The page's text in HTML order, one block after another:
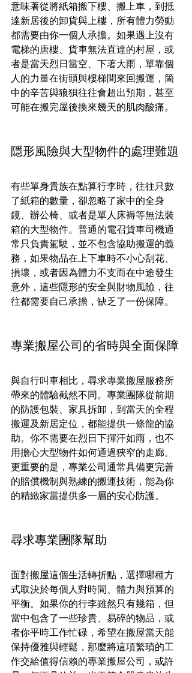
意味著從將紙箱搬下樓、搬上車，到抵
達新居後的卸貨與上樓，所有體力勞動
都需要由你一個人承擔。如果遇上沒有
電梯的唐樓、貨車無法直達的村屋，或
者是當天烈日當空、下著大雨，單靠個
人的力量在街頭與樓梯間來回搬運，箇
中的辛苦與狼狽往往會超出預期，甚至
可能在搬完屋後換來幾天的肌肉酸痛。
隱形風險與大型物件的處理難題
有些單身貴族在點算行李時，往往只數
了紙箱的數量，卻忽略了家中的全身
鏡、辦公椅、或者是單人床褥等無法裝
箱的大型物件。普通的電召貨車司機通
常只負責駕駛，並不包含協助搬運的義
務，如果物品在上下車時不小心刮花、
損壞，或者因為體力不支而在中途發生
意外，這些隱形的安全與財物風險，往
往都需要自己承擔，缺乏了一份保障。
專業搬屋公司的省時與全面保障
與自行叫車相比，尋求專業搬屋服務所
帶來的體驗截然不同。專業團隊從前期
的防護包裝、家具拆卸，到當天的全程
搬運及新居定位，都能提供一條龍的協
助。你不需要在烈日下揮汗如雨，也不
用擔心大型物件如何通過狹窄的走廊。
更重要的是，專業公司通常具備更完善
的賠償機制與熟練的搬運技術，能為你
的精緻家當提供多一層的安心防護。
尋求專業團隊幫助
面對搬屋這個生活轉折點，選擇哪種方
式取決於每個人對時間、體力與預算的
平衡。如果你的行李雖然只有幾箱，但
當中包含了一些珍貴、易碎的物品，或
者你平時工作忙碌，希望在搬屋當天能
保持優雅與輕鬆，那麼將這項繁瑣的工
作交給值得信賴的專業搬屋公司，或許